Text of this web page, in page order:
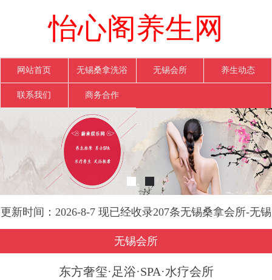
怡心阁养生网
网站首页 无锡桑拿洗浴 无锡会所 养生动态
联系我们 商务合作
更新时间：2026-8-7 现已经收录207条无锡桑拿会所-无锡
怡心阁养生网信息
无锡会所
东方奢玺·足浴·SPA·水疗会所